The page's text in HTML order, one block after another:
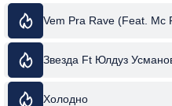
Vem Pra Rave (Feat. Mc
Звезда Ft Юлдуз
Холодно